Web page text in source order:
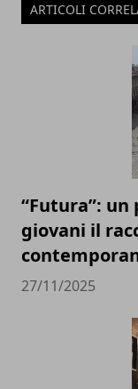
ARTICOLI
“Futura”:
giovani il
27/11/2025